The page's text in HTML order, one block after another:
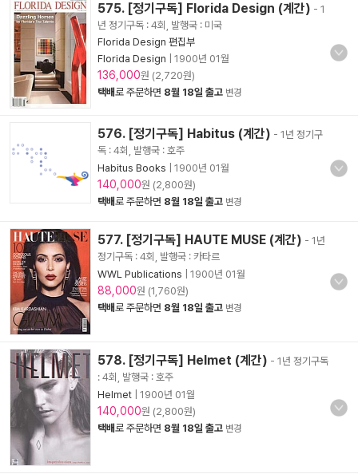
575. [정기구독] Florida Design (계간) - 1
년 정기구독 : 4회, 발행국 : 미국
Florida Design 편집부
Florida Design
1900년 01월
136,000원 (2,720원)
택배로 주문하면 8월 18일 출고 변경
576. [정기구독] Habitus (계간) - 1년 정기구
독 : 4회, 발행국 : 호주
Habitus Books
1900년 01월
140,000원 (2,800원)
택배로 주문하면 8월 18일 출고 변경
577. [정기구독] HAUTE MUSE (계간) - 1년
정기구독 : 4회, 발행국 : 카타르
WWL Publications
1900년 01월
88,000원 (1,760원)
택배로 주문하면 8월 18일 출고 변경
578. [정기구독] Helmet (계간) - 1년 정기구독
: 4회, 발행국 : 호주
Helmet
1900년 01월
140,000원 (2,800원)
택배로 주문하면 8월 18일 출고 변경